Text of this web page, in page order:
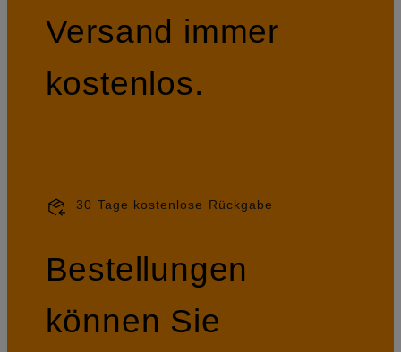
Versand immer
kostenlos.
30 Tage kostenlose Rückgabe
Bestellungen
können Sie